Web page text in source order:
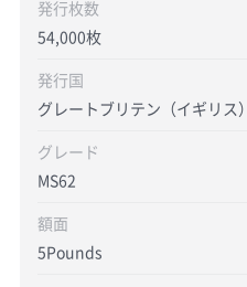
発行枚数
54,000枚
発行国
グレートブリテン（イギリス）
グレード
MS62
額面
5Pounds